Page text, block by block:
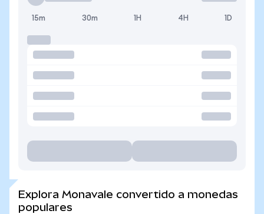
15m 30m 1H 4H 1D
Explora Monavale convertido a monedas
populares